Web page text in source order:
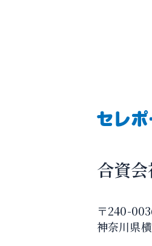
合資
〒240-
神奈川県